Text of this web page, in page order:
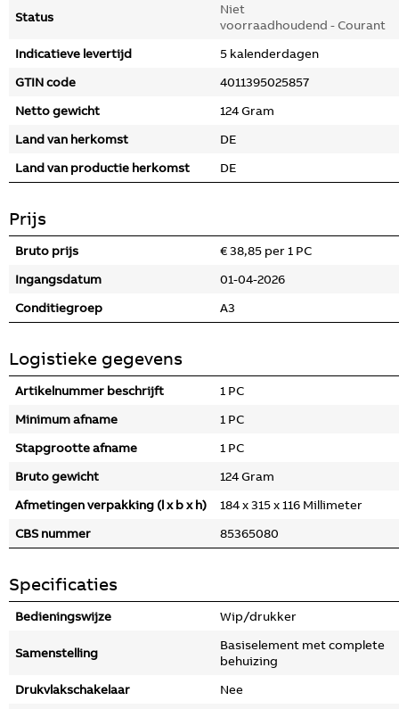
Status
Niet
voorraadhoudend - Courant
Indicatieve levertijd
5 kalenderdagen
GTIN code
4011395025857
Netto gewicht
124 Gram
Land van herkomst
DE
Land van productie herkomst
DE
Prijs
Bruto prijs
€ 38,85 per 1 PC
Ingangsdatum
01-04-2026
Conditiegroep
A3
Logistieke gegevens
Artikelnummer beschrijft
1 PC
Minimum afname
1 PC
Stapgrootte afname
1 PC
Bruto gewicht
124 Gram
Afmetingen verpakking (l x b x h)
184 x 315 x 116 Millimeter
CBS nummer
85365080
Specificaties
Bedieningswijze Wip/drukker
Samenstelling
Basiselement met complete
behuizing
Drukvlakschakelaar
Nee